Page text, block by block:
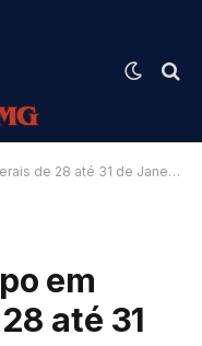
Janeiro: Tudo o que Você Precisa Saber
em
até 31